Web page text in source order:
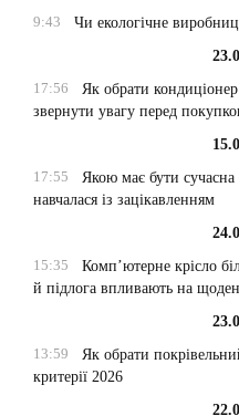
9:43
Чи екологічне
17:56
Як обрати
звернути увагу перед
17:55
Якою має бути
навчалася із зацікавленням
15:35
Комп’ютерне крісло
й підлога впливають на
13:59
Як обрати
критерії 2026